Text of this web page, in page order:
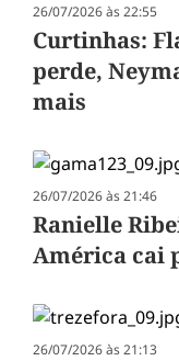
26/07/2026 às 22:55
Curtinhas:
perde,
mais
26/07/2026 às 21:46
Ranielle
América cai
26/07/2026 às 21:13